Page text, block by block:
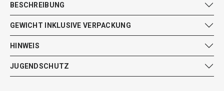
BESCHREIBUNG
GEWICHT INKLUSIVE VERPACKUNG
HINWEIS
JUGENDSCHUTZ